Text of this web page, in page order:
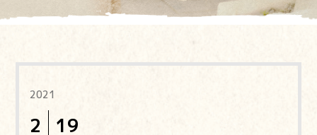
2021
2 19